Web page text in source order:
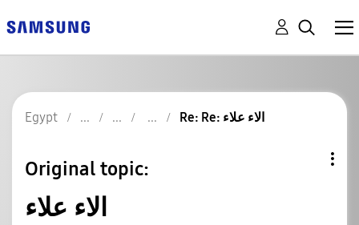
Egypt Re: Re: الاء علاء
Original topic:
الاء علاء